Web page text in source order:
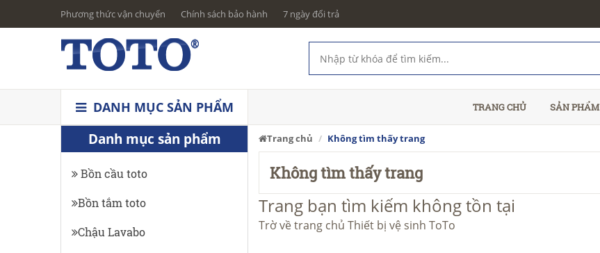
Phương thức vận chuyển Chính sách bảo hành 7 ngày đổi trả
DANH MỤC SẢN PHẨM TRANG CHỦ SẢN PHẨM
Danh mục sản phẩm
Bồn cầu toto
Bồn tắm toto
Chậu Lavabo
Trang chủ Không tìm thấy trang
Không tìm thấy trang
Trang bạn tìm kiếm không tồn tại
Trờ về trang chủ Thiết bị vệ sinh ToTo